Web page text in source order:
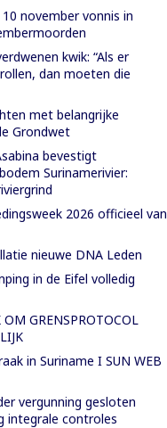
november vonnis in
kwik: “Als er
dan moeten die
met belangrijke
Grondwet
bevestigt
Surinamerivier:
2026 officieel van
nieuwe DNA Leden
in de Eifel volledig
GRENSPROTOCOL
in Suriname I SUN WEB
vergunning gesloten
integrale controles